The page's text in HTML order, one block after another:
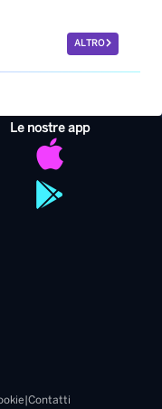
ALTRO
Le nostre app
Contatti